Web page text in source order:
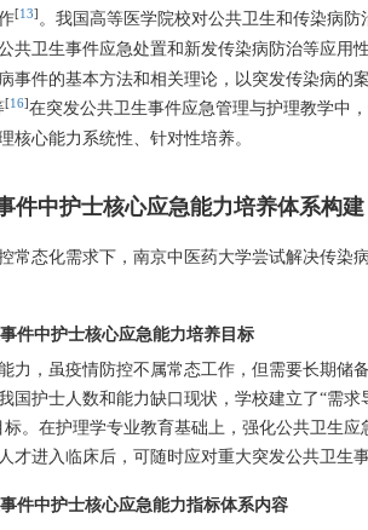
[13] 。我国高等医学院校对公共卫生和传染病
共卫生事件应急处置和新发传染病防治等应用
事件的基本方法和相关理论，以突发传染病
[16]在突发公共卫生事件应急管理与护理教学中
核心能力系统性、针对性培养。
件中护士核心应急能力培养体系构建
常态化需求下，南京中医药大学尝试解决传
件中护士核心应急能力培养目标
力，虽疫情防控不属常态工作，但需要长期储
国护士人数和能力缺口现状，学校建立了“需
标。在护理学专业教育基础上，强化公共卫生
才进入临床后，可随时应对重大突发公共卫生
件中护士核心应急能力指标体系内容